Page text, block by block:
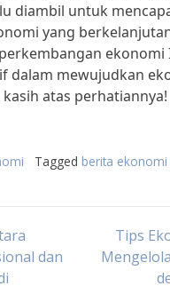
diambil untuk
yang
ekonomi
dalam mewujudkan
atas perhatiannya!
Tagged berita
dan
Tips